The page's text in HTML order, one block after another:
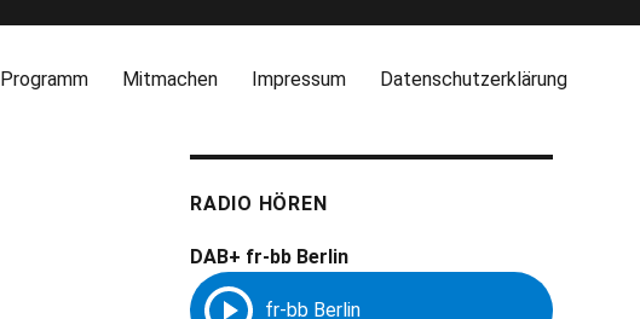
Programm Mitmachen Impressum Datenschutzerklärung
RADIO HÖREN
DAB+ fr-bb Berlin